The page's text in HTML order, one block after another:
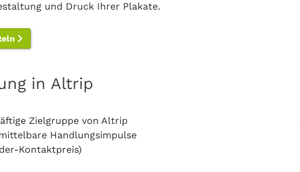
und Druck Ihrer Plakate.
in Altrip
Zielgruppe von Altrip
Handlungsimpulse
Kontaktpreis)